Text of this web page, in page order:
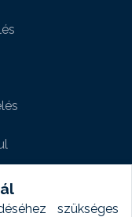
szükséges